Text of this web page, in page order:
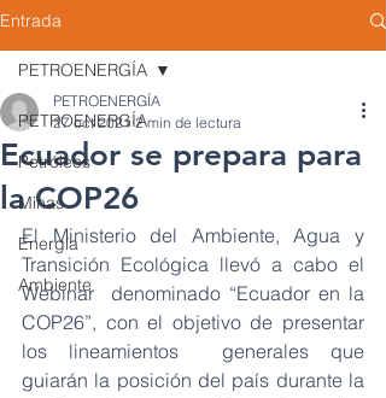
Entrada
PETROENERGÍA
Petróleos
Minas
Energía
Ambiente
PETROENERGÍA
Ecuador se prepara para
la COP26
PETROENERGÍA
27 oct 2021 2 min de lectura
El Ministerio del Ambiente, Agua y
Transición Ecológica llevó a cabo el
Webinar  denominado “Ecuador en la
COP26”, con el objetivo de presentar
los lineamientos  generales que
guiarán la posición del país durante la